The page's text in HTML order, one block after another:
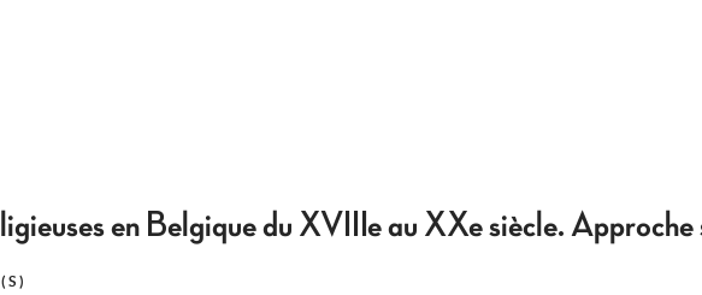
en Belgique du XVIIIe au XXe siècle.